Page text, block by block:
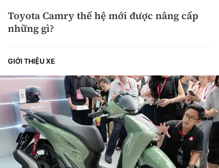
Toyota Camry thế hệ mới được nâng cấp
những gì?
GIỚI THIỆU XE